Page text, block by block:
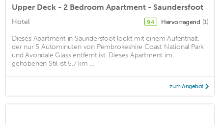
Upper Deck - 2 Bedroom Apartment - Saundersfoot
Hotel 9,4 Hervorragend (1)
Dieses Apartment in Saundersfoot lockt mit einem Aufenthalt,
der nur 5 Autominuten von Pembrokeshire Coast National Park
und Avondale Glass entfernt ist. Dieses Apartment im
gehobenen Stil ist 5,7 km ...
zum Angebot